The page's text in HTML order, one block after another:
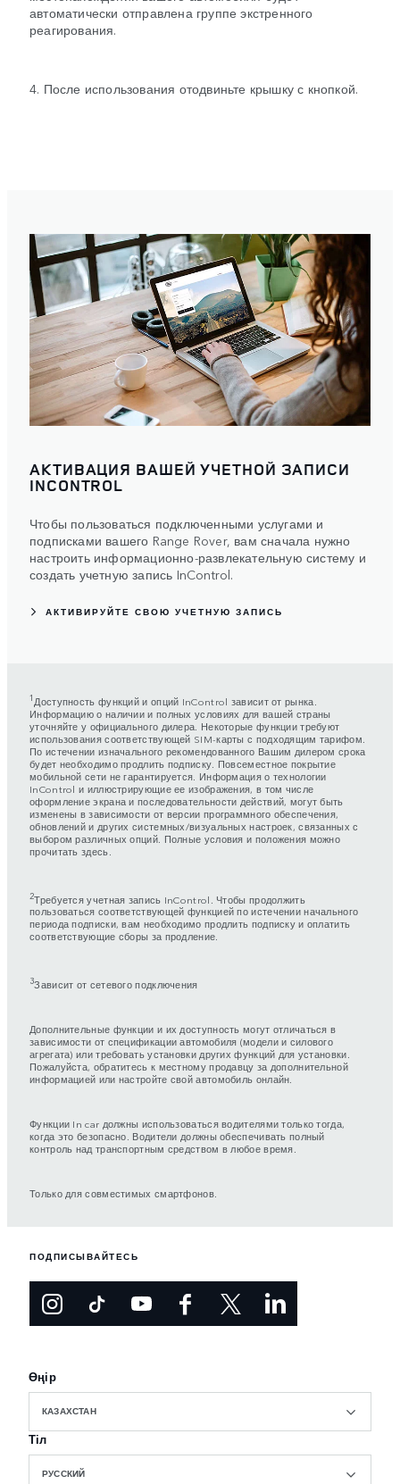
автоматически отправлена группе экстренного
реагирования.
4. После использования отодвиньте крышку с кнопкой.
АКТИВАЦИЯ ВАШЕЙ УЧЕТНОЙ ЗАПИСИ
INCONTROL
Чтобы пользоваться подключенными услугами и
подписками вашего Range Rover, вам сначала нужно
настроить информационно-развлекательную систему и
создать учетную запись InControl.
АКТИВИРУЙТЕ СВОЮ УЧЕТНУЮ ЗАПИСЬ
1 Доступность функций и опций InControl зависит от рынка.
Информацию о наличии и полных условиях для вашей страны
уточняйте у официального дилера. Некоторые функции требуют
использования соответствующей SIM-карты с подходящим тарифом.
По истечении изначального рекомендованного Вашим дилером срока
будет необходимо продлить подписку. Повсеместное покрытие
мобильной сети не гарантируется. Информация о технологии
InControl и иллюстрирующие ее изображения, в том числе
оформление экрана и последовательности действий, могут быть
изменены в зависимости от версии программного обеспечения,
обновлений и других системных/визуальных настроек, связанных с
выбором различных опций. Полные условия и положения можно
прочитать здесь.
2Требуется учетная запись InControl. Чтобы продолжить
пользоваться соответствующей функцией по истечении начального
периода подписки, вам необходимо продлить подписку и оплатить
соответствующие сборы за продление.
3Зависит от сетевого подключения
Дополнительные функции и их доступность могут отличаться в
зависимости от спецификации автомобиля (модели и силового
агрегата) или требовать установки других функций для установки.
Пожалуйста, обратитесь к местному продавцу за дополнительной
информацией или настройте свой автомобиль онлайн.
Функции In car должны использоваться водителями только тогда,
когда это безопасно. Водители должны обеспечивать полный
контроль над транспортным средством в любое время.
Только для совместимых смартфонов.
ПОДПИСЫВАЙТЕСЬ
Өңір
КАЗАХСТАН
Тіл
РУССКИЙ